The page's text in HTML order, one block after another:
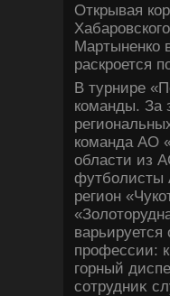
Открывая
Мартыненко
раскроется
В турнире
команды. За
команда АО
области из
футболисты
регион
профессии:
горный
сотрудниκ